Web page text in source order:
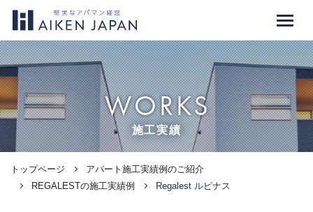
WORKS
施工実績
トップページ
アパート施工実績例のご紹介
REGALESTの施工実績例
Regalest ルピナス